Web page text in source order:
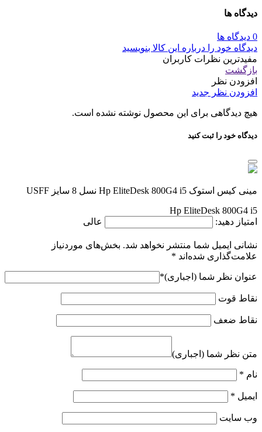
دیدگاه ها
0 دیدگاه ها
دیدگاه خود را درباره این کالا بنویسید
مفیدترین نظرات کاربران
بازگشت
افزودن نظر
افزودن نظر جدید
هیچ دیدگاهی برای این محصول نوشته نشده است.
دیدگاه خود را ثبت کنید
مینی کیس استوک Hp EliteDesk 800G4 i5 نسل 8 سایز USFF
Hp EliteDesk 800G4 i5
امتیاز دهید:
عالی
نشانی ایمیل شما منتشر نخواهد شد. بخش‌های موردنیاز
علامت‌گذاری شده‌اند *
عنوان نظر شما (اجباری)*
نقاط قوت
نقاط ضعف
متن نظر شما (اجباری)
نام *
ایمیل *
وب‌ سایت